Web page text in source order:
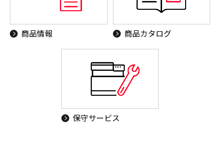
商品情報 商品カタログ
保守サービス